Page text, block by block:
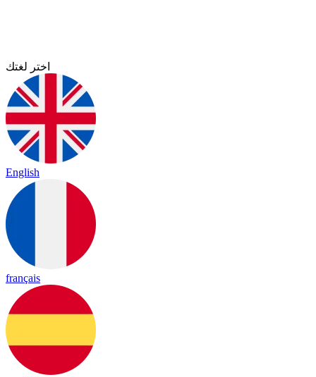
اختر لغتك
English
français